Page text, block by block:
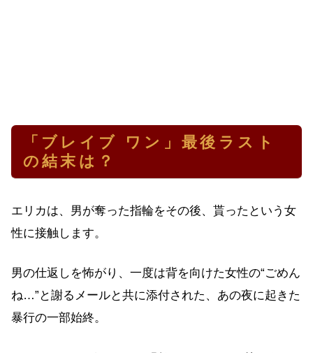
「ブレイブ ワン」最後ラスト
の結末は？
エリカは、男が奪った指輪をその後、貰ったという女
性に接触します。
男の仕返しを怖がり、一度は背を向けた女性の“ごめん
ね…”と謝るメールと共に添付された、あの夜に起きた
暴行の一部始終。